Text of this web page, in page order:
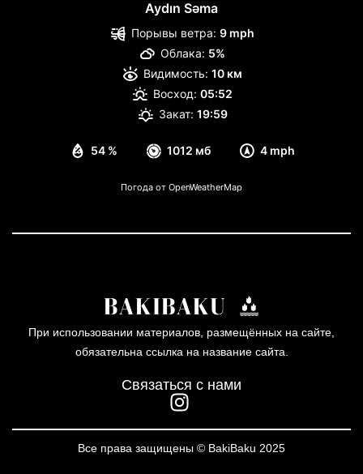
Aydın Səma
54 % 1012 мб 4 mph
Порывы ветра: 9 mph
Облака: 5%
Видимость: 10 км
Восход: 05:52
Закат: 19:59
Погода от OpenWeatherMap
При использовании материалов, размещённых на сайте,
обязательна ссылка на название сайта.
Связаться с нами
Все права защищены © BakiBaku 2025